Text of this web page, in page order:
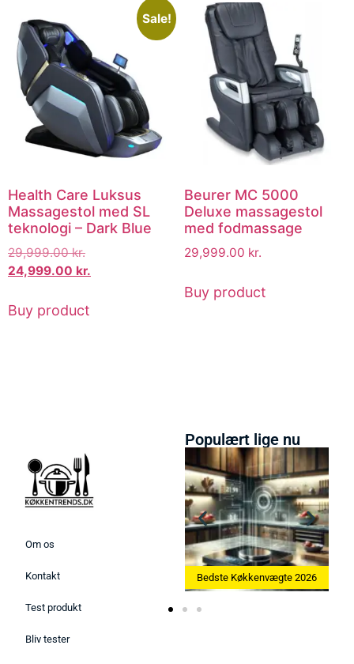
Sale!
Health Care Luksus
Massagestol med SL
teknologi – Dark Blue
29,999.00kr.
24,999.00 kr.
Buy product
Beurer MC 5000
Deluxe massagestol
med fodmassage
29,999.00 kr.
Buy product
Om os
Kontakt
Test produkt
Bliv tester
Populært lige nu
2026 Bedste Køkkenvægte 2026 Bedste Æggekoger